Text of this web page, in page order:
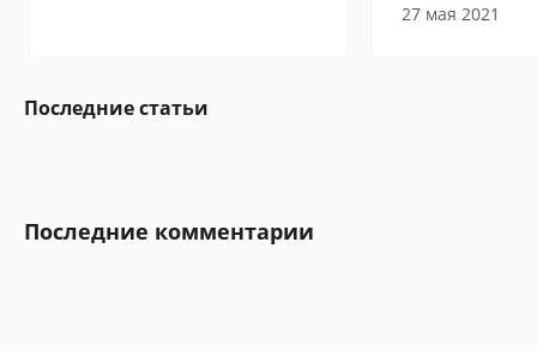
27 мая 2021
Последние статьи
Последние комментарии